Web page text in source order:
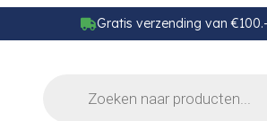
Gratis verzending van €100.-